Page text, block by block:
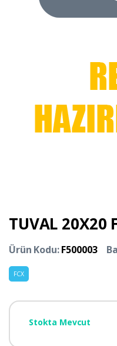
TUVAL 20X20
Ürün Kodu:F500003
FCX
Stokta Mevcut